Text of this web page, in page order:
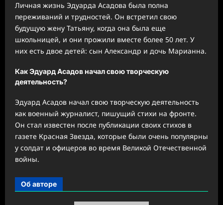
Личная жизнь Эдуарда Асадова была полна
переживаний и трудностей. Он встретил свою
будущую жену Татьяну, когда она была еще
школьницей, и они прожили вместе более 50 лет. У
них есть двое детей: сын Александр и дочь Марианна.
Как Эдуард Асадов начал свою творческую
деятельность?
Эдуард Асадов начал свою творческую деятельность
как военный журналист, пишущий стихи на фронте.
Он стал известен после публикации своих стихов в
газете Красная Звезда, которые были очень популярны
у солдат и офицеров во время Великой Отечественной
войны.
Об авторе